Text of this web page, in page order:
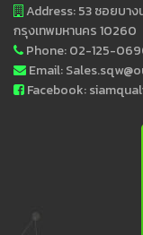
Address: 53 ซอยบาง
กรุงเทพมหานคร 10260
Phone:02-125-
Email:
Facebook: